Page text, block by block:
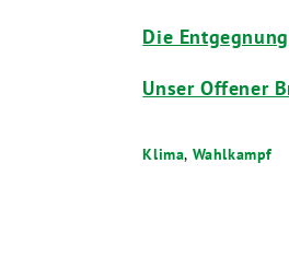
Die
Unser Offener
Klima, Wahlkampf